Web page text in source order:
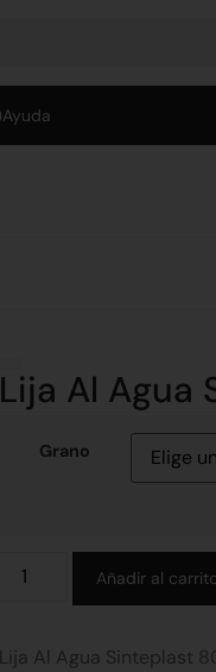
Ayuda
Lija Al Agua
Grano
Añadir al
Lija Al Agua Sinteplast